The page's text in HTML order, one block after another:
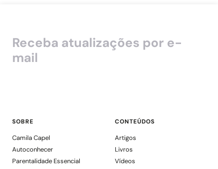
Receba atualizações por e-
mail
SOBRE
Camila Capel
Autoconhecer
Parentalidade Essencial
CONTEÚDOS
Artigos
Livros
Vídeos